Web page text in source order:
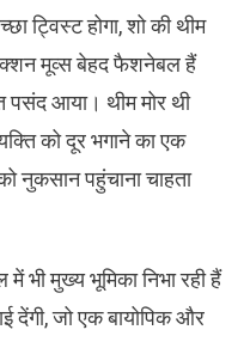
ट्विस्ट होगा, शो की थीम
मूव्स बेहद फैशनेबल हैं
पसंद आया। थीम मोर थी
को दूर भगाने का एक
नुकसान पहुंचाना चाहता
भी मुख्य भूमिका निभा रही हैं
देंगी, जो एक बायोपिक और